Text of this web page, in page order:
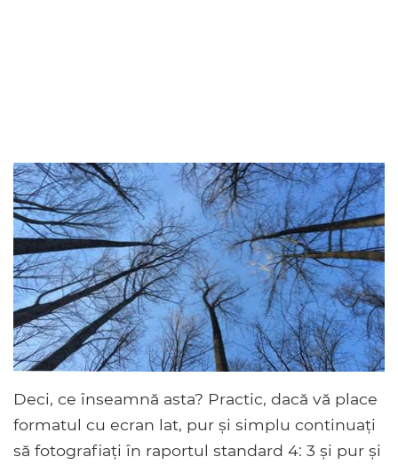
Deci, ce înseamnă asta? Practic, dacă vă place
formatul cu ecran lat, pur și simplu continuați
să fotografiați în raportul standard 4: 3 și pur și